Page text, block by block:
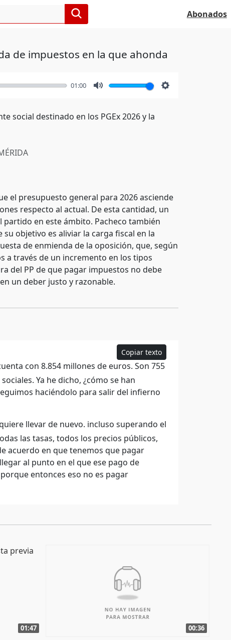
Abonados
de impuestos en la que ahonda
01:00
social destinado en los PGEx 2026 y la
el presupuesto general para 2026 asciende
respecto al actual. De esta cantidad, un
en este ámbito. Pacheco también
objetivo es aliviar la carga fiscal en la
de enmienda de la oposición, que, según
a través de un incremento en los tipos
del PP de que pagar impuestos no debe
un deber justo y razonable.
Copiar texto
con 8.854 millones de euros. Son 755
Ya he dicho, ¿cómo se han
haciéndolo para salir del infierno
llevar de nuevo. incluso superando el
las tasas, todos los precios públicos,
acuerdo en que tenemos que pagar
al punto en el que ese pago de
entonces eso no es pagar
01:47 00:36